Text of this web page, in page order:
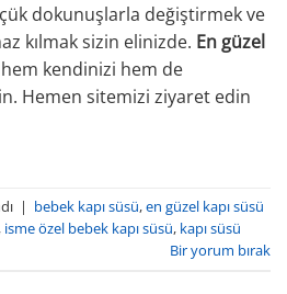
dokunuşlarla değiştirmek ve
kılmak sizin elinizde. En güzel
kendinizi hem de
Hemen sitemizi ziyaret edin
| bebek kapı süsü,en güzel kapı süsü
, isme özel bebek kapı süsü, kapı süsü
Bir yorum bırak